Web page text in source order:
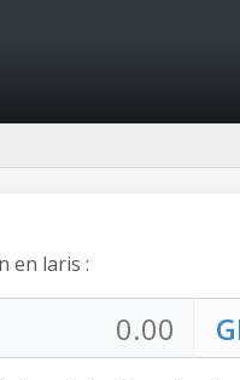
en laris :